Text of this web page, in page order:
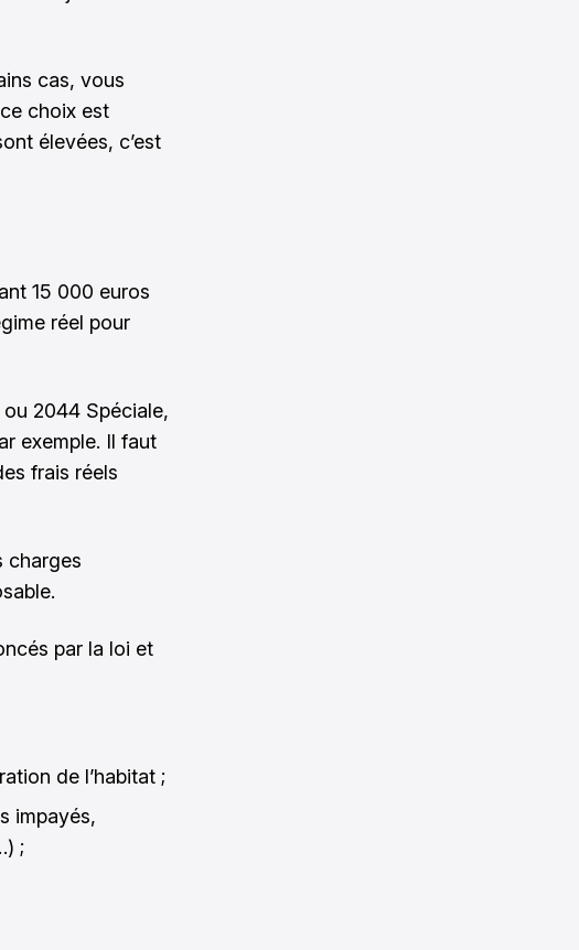
cas, vous
choix est
élevées, c’est
15 000 euros
réel pour
2044 Spéciale,
exemple. Il faut
frais réels
charges
par la loi et
de l’habitat ;
impayés,
;